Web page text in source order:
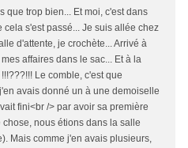
que trop bien... Et moi, c'est dans
cela s'est passé... Je suis allée chez
d'attente, je crochète... Arrivé à
affaires dans le sac... Et à la
Le comble, c'est que
avais donné un à une demoiselle
fini<br /> par avoir sa première
chose, nous étions dans la salle
Mais comme j'en avais plusieurs,